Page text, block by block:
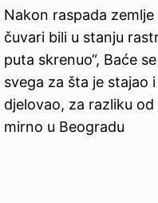
Nakon raspada
čuvari bili u stanju
puta skrenuo“, Baće
svega za šta je stajao
djelovao, za razliku
mirno u Beogradu